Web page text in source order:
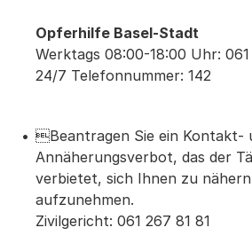
Opferhilfe Basel-Stadt
Werktags 08:00-18:00 Uhr:
24/7 Telefonnummer: 142
Beantragen Sie ein Kontakt-
Annäherungsverbot, das der
verbietet, sich Ihnen zu
aufzunehmen.
Zivilgericht: 061 267 81 81